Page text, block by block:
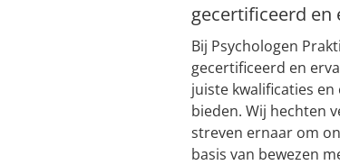
gecertificeerd en
Bij Psychologen
gecertificeerd en
juiste kwalificaties
bieden. Wij hechten
streven ernaar om
basis van bewezen